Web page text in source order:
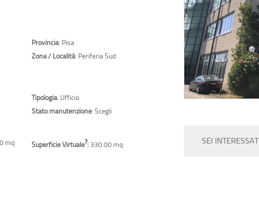
SEI
Provincia: Pisa
Zona / Località: Periferia Sud
Tipologia: Ufficio
Stato manutenzione: Scegli
mq Superficie Virtuale?:330.00 mq